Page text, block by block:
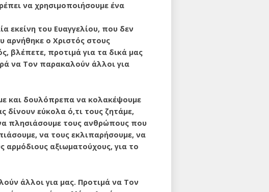
να χρησιμο­ποιήσουμε ένα
εκείνη του Ευαγγελίου, που δεν
αρνήθηκε ο Χριστός στους
βλέπετε, προτιμά για τα δικά μας
να Τον παρακαλούν άλλοι για
και δουλόπρεπα να κο­λακέψουμε
δίνουν εύκολα ό,τι τους ζητάμε,
πλησιά­σουμε τους ανθρώπους που
να τους εκλιπαρήσουμε, να
αξιωματούχους, για το
άλλοι για μας. Προτιμά να Τον